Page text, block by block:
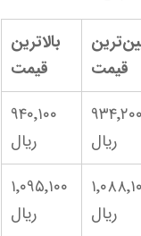
قیمت
بالاترین
قیمت
۹۳۴٬۲۰۰
ریال
۹۴۰٬۱۰۰
ریال
ریال
۱٬۰۹۵٬۱۰۰
ریال